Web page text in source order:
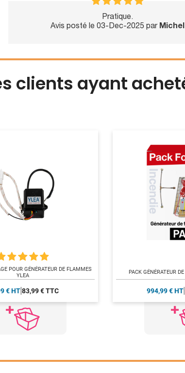
Pratique.
Avis posté le 03-Dec-2025 par Michel
clients ayant
POUR GÉNÉRATEUR DE FLAMMES
YLEA
€ HT 83,99 € TTC
PACK GÉNÉRATEUR
994,99 € HT